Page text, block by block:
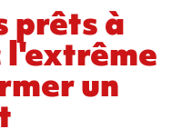
prêts à
l'extrême
un